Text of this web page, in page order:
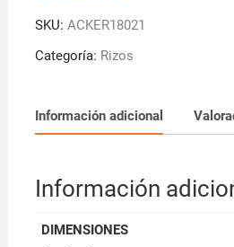
SKU: ACKER18021
Categoría: Rizos
Información adicional
Información
DIMENSIONES